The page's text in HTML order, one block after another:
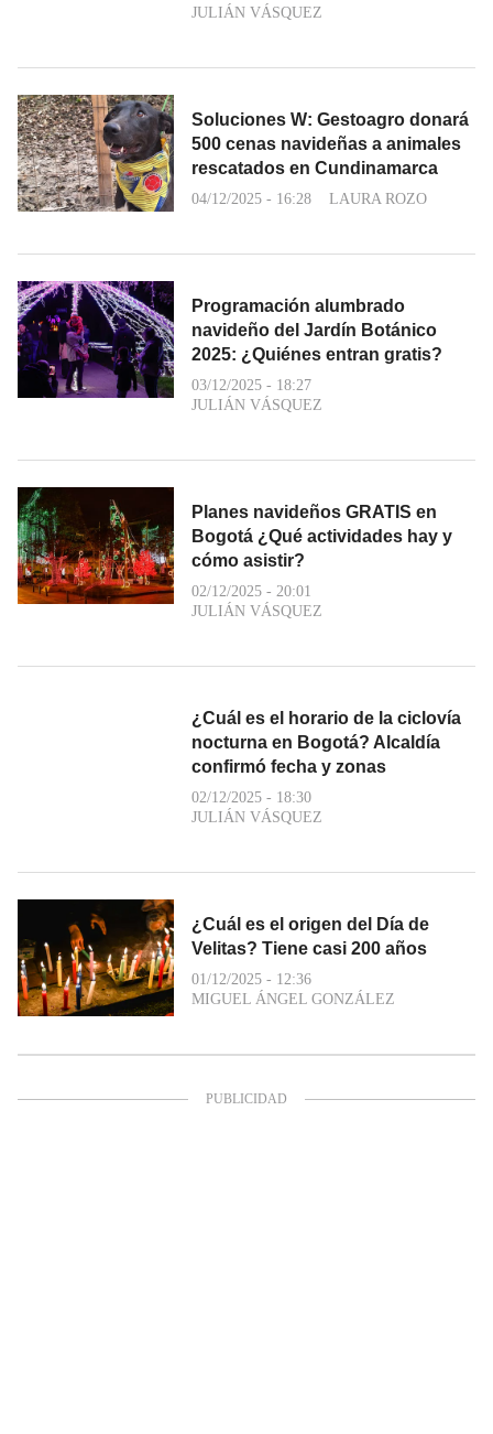
JULIÁN VÁSQUEZ
Soluciones W: Gestoagro donará
500 cenas navideñas a animales
rescatados en Cundinamarca
04/12/2025 - 16:28 LAURA ROZO
Programación alumbrado
navideño del Jardín Botánico
2025: ¿Quiénes entran gratis?
03/12/2025 - 18:27
JULIÁN VÁSQUEZ
Planes navideños GRATIS en
Bogotá ¿Qué actividades hay y
cómo asistir?
02/12/2025 - 20:01
JULIÁN VÁSQUEZ
¿Cuál es el horario de la ciclovía
nocturna en Bogotá? Alcaldía
confirmó fecha y zonas
02/12/2025 - 18:30
JULIÁN VÁSQUEZ
¿Cuál es el origen del Día de
Velitas? Tiene casi 200 años
01/12/2025 - 12:36
MIGUEL ÁNGEL GONZÁLEZ